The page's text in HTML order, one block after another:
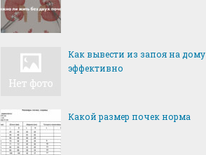
Как вывести из запоя на дому
эффективно
Какой размер почек норма